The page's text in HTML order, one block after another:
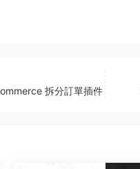
拆分訂單插件